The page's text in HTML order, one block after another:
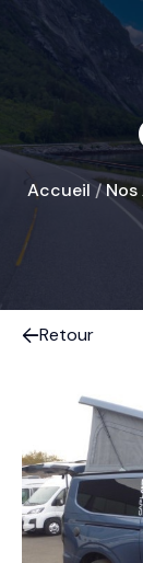
Accueil /
Retour